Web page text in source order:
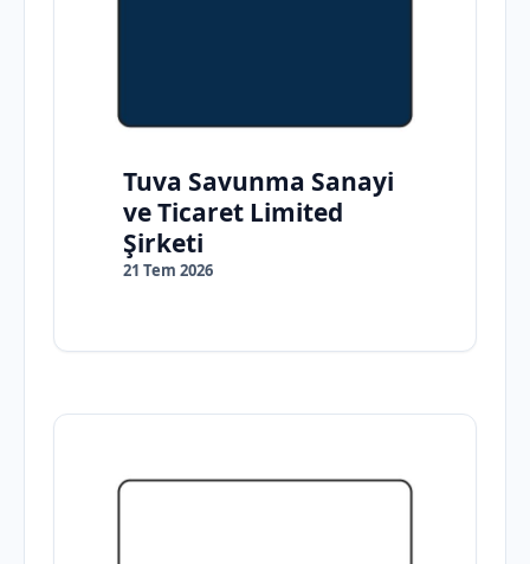
Tuva Savunma Sanayi
ve Ticaret Limited
Şirketi
21 Tem 2026